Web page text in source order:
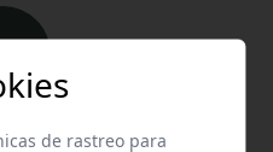
de rastreo para